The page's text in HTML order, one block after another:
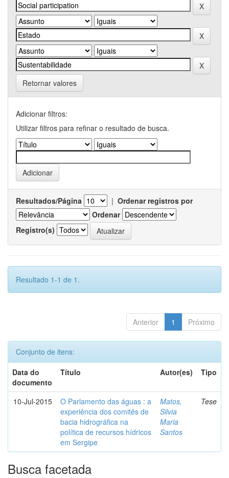
Retornar valores
Adicionar filtros:
Utilizar filtros para refinar o resultado de busca.
Resultados/Página | Ordenar registros por
Ordenar
Registro(s)
Resultado 1-1 de 1.
Anterior 1 Próximo
Conjunto de itens:
Data do
documento
Título Autor(es) Tipo
10-Jul-2015
O Parlamento das águas : a
experiência dos comitês de
bacia hidrográfica na
política de recursos hídricos
em Sergipe
Matos,
Silvia
Maria
Santos
Tese
Busca facetada